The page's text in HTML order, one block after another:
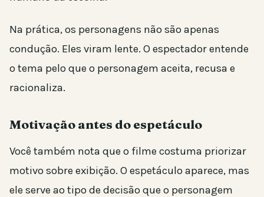
Na prática, os personagens não são apenas
condução. Eles viram lente. O espectador entende
o tema pelo que o personagem aceita, recusa e
racionaliza.
Motivação antes do espetáculo
Você também nota que o filme costuma priorizar
motivo sobre exibição. O espetáculo aparece, mas
ele serve ao tipo de decisão que o personagem